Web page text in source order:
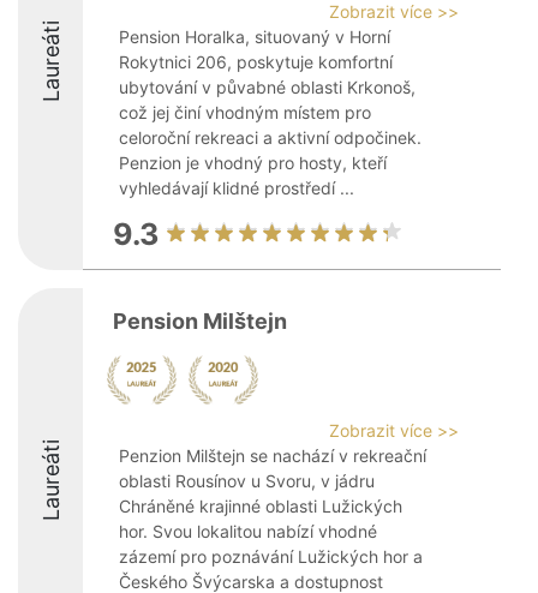
Laureáti
Zobrazit více >>
Pension Horalka, situovaný v Horní
Rokytnici 206, poskytuje komfortní
ubytování v půvabné oblasti Krkonoš,
což jej činí vhodným místem pro
celoroční rekreaci a aktivní odpočinek.
Penzion je vhodný pro hosty, kteří
vyhledávají klidné prostředí ...
9.3
Laureáti
Pension Milštejn
Zobrazit více >>
Penzion Milštejn se nachází v rekreační
oblasti Rousínov u Svoru, v jádru
Chráněné krajinné oblasti Lužických
hor. Svou lokalitou nabízí vhodné
zázemí pro poznávání Lužických hor a
Českého Švýcarska a dostupnost